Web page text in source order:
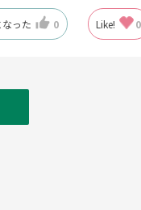
った 0 Like! 0